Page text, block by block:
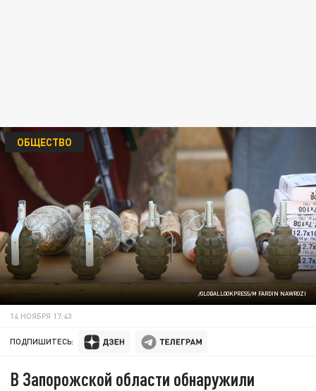
/GLOBALLOOKPRESS/M FARDIN NAWROZI
ОБЩЕСТВО
14 НОЯБРЯ 17:43
ПОДПИШИТЕСЬ:
В Запорожской области обнаружили